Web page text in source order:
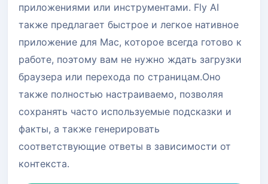
приложениями или инструментами. Fly AI
также предлагает быстрое и легкое нативное
приложение для Mac, которое всегда готово к
работе, поэтому вам не нужно ждать загрузки
браузера или перехода по страницам.Оно
также полностью настраиваемо, позволяя
сохранять часто используемые подсказки и
факты, а также генерировать
соответствующие ответы в зависимости от
контекста.